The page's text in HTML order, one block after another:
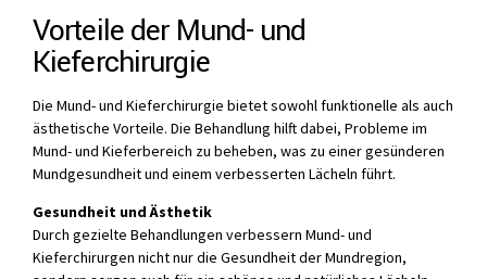
Vorteile der Mund- und
Kieferchirurgie
Die Mund- und Kieferchirurgie bietet sowohl funktionelle als auch
ästhetische Vorteile. Die Behandlung hilft dabei, Probleme im
Mund- und Kieferbereich zu beheben, was zu einer gesünderen
Mundgesundheit und einem verbesserten Lächeln führt.
Gesundheit und Ästhetik
Durch gezielte Behandlungen verbessern Mund- und
Kieferchirurgen nicht nur die Gesundheit der Mundregion,